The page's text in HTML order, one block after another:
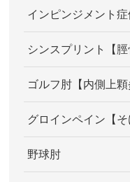
インピンジメント
シンスプリント【脛
ゴルフ肘【内側上顆
グロインペイン【そ
野球肘